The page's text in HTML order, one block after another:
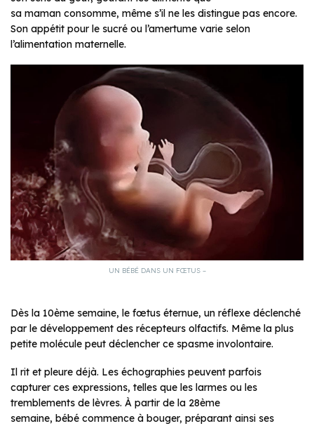
sa maman consomme, même s’il ne les distingue pas encore.
Son appétit pour le sucré ou l’amertume varie selon
l’alimentation maternelle.
UN BÉBÉ DANS UN FŒTUS –
Dès la 10ème semaine, le fœtus éternue, un réflexe déclenché
par le développement des récepteurs olfactifs. Même la plus
petite molécule peut déclencher ce spasme involontaire.
Il rit et pleure déjà. Les échographies peuvent parfois
capturer ces expressions, telles que les larmes ou les
tremblements de lèvres. À partir de la 28ème
semaine, bébé commence à bouger, préparant ainsi ses